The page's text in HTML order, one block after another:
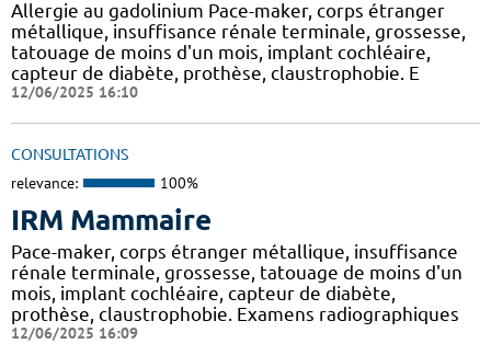
Allergie au gadolinium Pace-maker, corps étranger
métallique, insuffisance rénale terminale, grossesse,
tatouage de moins d'un mois, implant cochléaire,
capteur de diabète, prothèse, claustrophobie. E
12/06/2025 16:10
CONSULTATIONS
relevance: 100%
IRM Mammaire
Pace-maker, corps étranger métallique, insuffisance
rénale terminale, grossesse, tatouage de moins d'un
mois, implant cochléaire, capteur de diabète,
prothèse, claustrophobie. Examens radiographiques
12/06/2025 16:09